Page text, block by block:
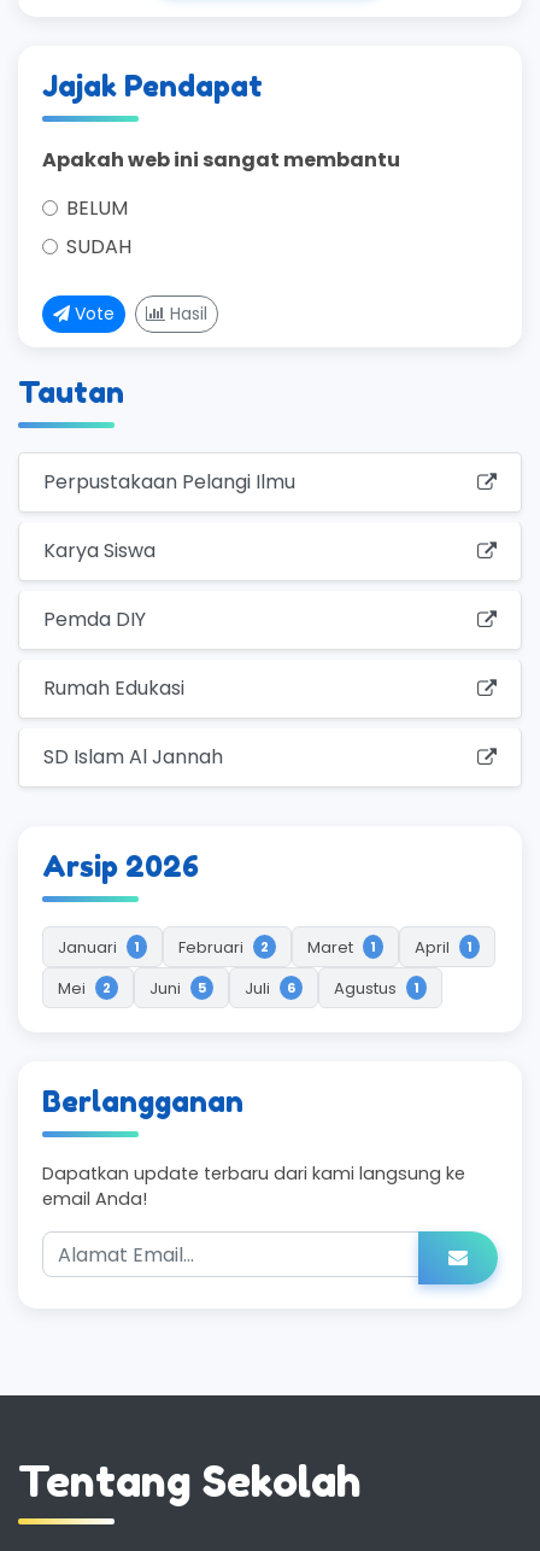
Jajak Pendapat
Apakah web ini sangat membantu
BELUM
SUDAH
Vote Hasil
Tautan
Perpustakaan Pelangi Ilmu
Karya Siswa
Pemda DIY
Rumah Edukasi
SD Islam Al Jannah
Arsip 2026
Januari 1 Februari 2 Maret 1 April 1
Mei 2 Juni 5 Juli 6 Agustus 1
Berlangganan
Dapatkan update terbaru dari kami langsung ke
email Anda!
Tentang Sekolah